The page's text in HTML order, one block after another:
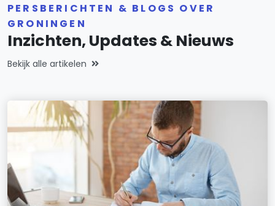
PERSBERICHTEN & BLOGS OVER
GRONINGEN
Inzichten, Updates & Nieuws
Bekijk alle artikelen